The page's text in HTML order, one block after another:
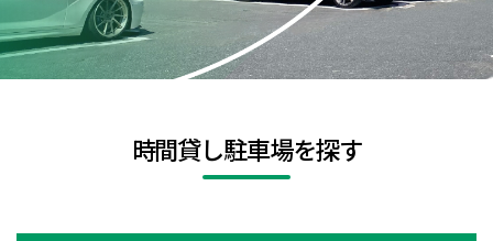
時間貸し駐車場を探す